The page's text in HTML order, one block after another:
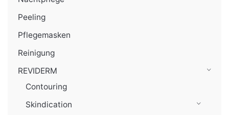
Peeling
Pflegemasken
Reinigung
REVIDERM
Contouring
Skindication